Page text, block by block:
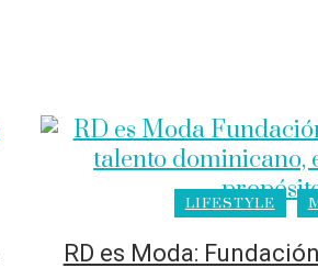
LIFESTYLE
RD es Moda: